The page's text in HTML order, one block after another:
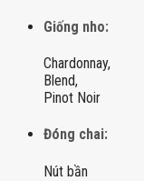
Giống nho:
Chardonnay,
Blend,
Pinot Noir
Đóng chai:
Nút bần